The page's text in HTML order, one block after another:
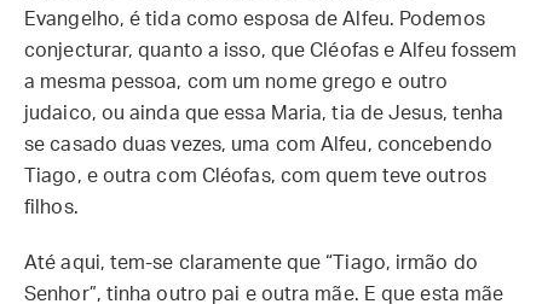
Evangelho, é tida como esposa de Alfeu. Podemos
conjecturar, quanto a isso, que Cléofas e Alfeu fossem
a mesma pessoa, com um nome grego e outro
judaico, ou ainda que essa Maria, tia de Jesus, tenha
se casado duas vezes, uma com Alfeu, concebendo
Tiago, e outra com Cléofas, com quem teve outros
filhos.
Até aqui, tem-se claramente que “Tiago, irmão do
Senhor”, tinha outro pai e outra mãe. E que esta mãe